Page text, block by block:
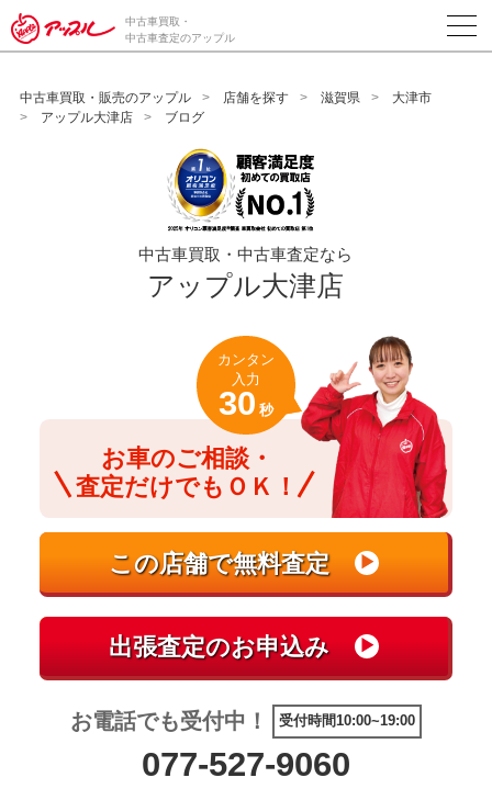
/*ABテスト_新規査定フォームの為のCVボタン*/
中古車買取・
中古車査定のアップル
中古車買取・販売のアップル 店舗を探す 滋賀県
大津市
アップル大津店
ブログ
中古車買取・中古車査定なら
アップル大津店
お車のご相談・
査定だけでもＯＫ！
カンタン
入力
30 秒
お電話でも受付中！ 受付時間10:00~19:00
077-527-9060